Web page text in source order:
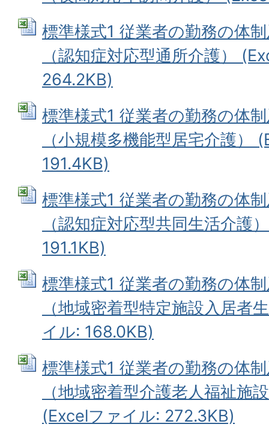
標準様式1 従業者の勤務の体
（認知症対応型通所介護）
264.2KB)
標準様式1 従業者の勤務の体
（小規模多機能型居宅介護）
191.4KB)
標準様式1 従業者の勤務の体
（認知症対応型共同生活介護
191.1KB)
標準様式1 従業者の勤務の体
（地域密着型特定施設入居者
イル: 168.0KB)
標準様式1 従業者の勤務の体
（地域密着型介護老人福祉施
(Excelファイル: 272.3KB)